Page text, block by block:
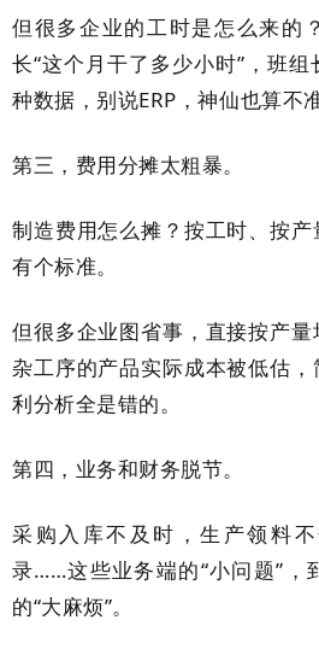
但很多企业的工时是怎么来的
长“这个月干了多少小时”，班
种数据，别说ERP，神仙也算不准
第三，费用分摊太粗暴。
制造费用怎么摊？按工时、按
有个标准。
但很多企业图省事，直接按产
杂工序的产品实际成本被低估
利分析全是错的。
第四，业务和财务脱节。
采购入库不及时，生产领料
录……这些业务端的“小问题”，
的“大麻烦”。